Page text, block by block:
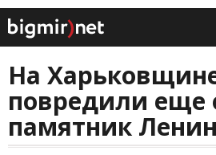
На
повредили еще
памятник